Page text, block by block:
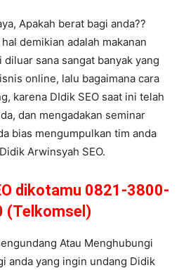
Apakah berat bagi anda??
demikian adalah makanan
sana sangat banyak yang
online, lalu bagaimana cara
karena DIdik SEO saat ini telah
dan mengadakan seminar
bias mengumpulkan tim anda
Arwinsyah SEO.
dikotamu 0821-3800-
(Telkomsel)
Atau Menghubungi
anda yang ingin undang Didik